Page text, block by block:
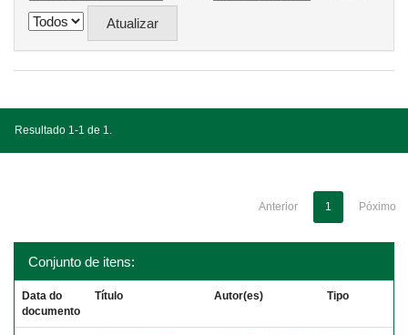
Resultado 1-1 de 1.
Anterior 1 Póximo
Conjunto de itens:
Data do
documento
Título Autor(es) Tipo